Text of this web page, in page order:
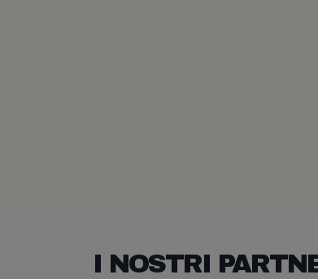
I NOSTRI